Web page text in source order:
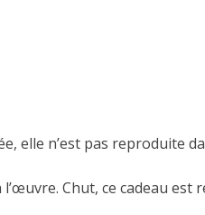
elle n’est pas reproduite
Chut, ce cadeau